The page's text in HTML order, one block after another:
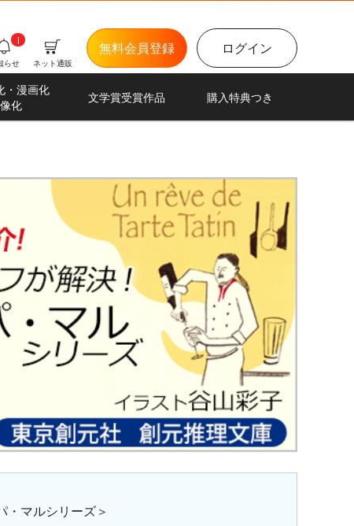
ログイン
無料会員登録
ネット通販
らせ
i
・漫画化
化
文学賞受賞作品 購入特典つき
マルシリーズ＞